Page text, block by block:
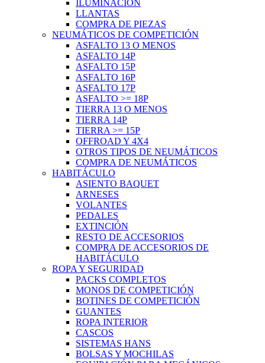
ILUMINACIÓN
LLANTAS
COMPRA DE PIEZAS
NEUMÁTICOS DE COMPETICIÓN
ASFALTO 13 O MENOS
ASFALTO 14P
ASFALTO 15P
ASFALTO 16P
ASFALTO 17P
ASFALTO >= 18P
TIERRA 13 O MENOS
TIERRA 14P
TIERRA >= 15P
OFFROAD Y 4X4
OTROS TIPOS DE NEUMÁTICOS
COMPRA DE NEUMÁTICOS
HABITÁCULO
ASIENTO BAQUET
ARNESES
VOLANTES
PEDALES
EXTINCIÓN
RESTO DE ACCESORIOS
COMPRA DE ACCESORIOS DE
HABITÁCULO
ROPA Y SEGURIDAD
PACKS COMPLETOS
MONOS DE COMPETICIÓN
BOTINES DE COMPETICIÓN
GUANTES
ROPA INTERIOR
CASCOS
SISTEMAS HANS
BOLSAS Y MOCHILAS